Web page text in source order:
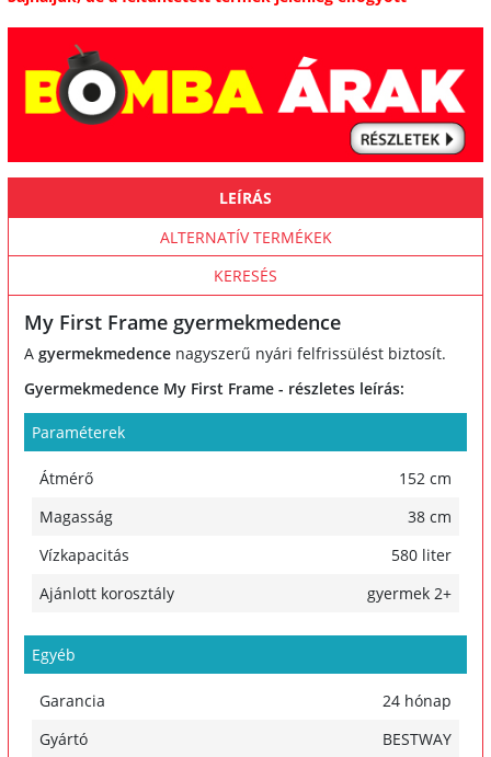
LEÍRÁS
ALTERNATÍV TERMÉKEK
KERESÉS
My First Frame gyermekmedence
A gyermekmedence nagyszerű nyári felfrissülést biztosít.
Gyermekmedence My First Frame - részletes leírás:
Paraméterek
Átmérő
152 cm
Magasság
38 cm
Vízkapacitás
580 liter
Ajánlott korosztály
gyermek 2+
Egyéb
Garancia
24 hónap
Gyártó
BESTWAY